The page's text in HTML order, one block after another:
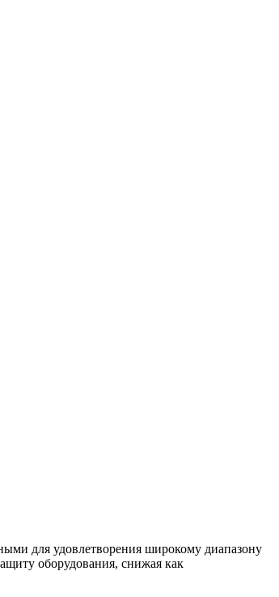
для удовлетворения широкому диапазону
оборудования, снижая как